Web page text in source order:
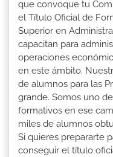
que convoque tu
el Título Oficial de
Superior en
capacitan para
operaciones
en este ámbito.
de alumnos para las
grande. Somos uno
formativos en ese
miles de alumnos
Si quieres prepararte
conseguir el título